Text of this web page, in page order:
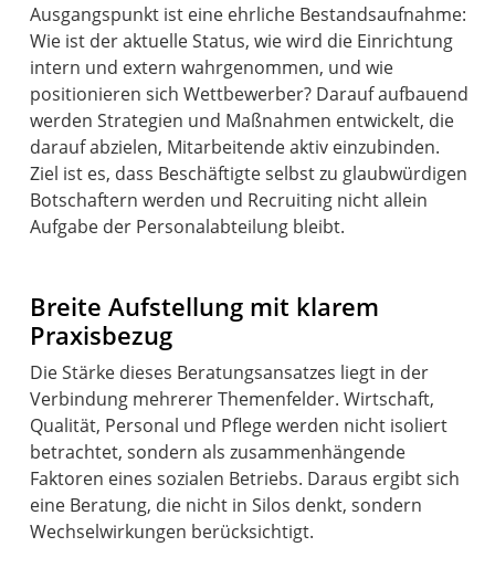
Ausgangspunkt ist eine ehrliche Bestandsaufnahme:
Wie ist der aktuelle Status, wie wird die Einrichtung
intern und extern wahrgenommen, und wie
positionieren sich Wettbewerber? Darauf aufbauend
werden Strategien und Maßnahmen entwickelt, die
darauf abzielen, Mitarbeitende aktiv einzubinden.
Ziel ist es, dass Beschäftigte selbst zu glaubwürdigen
Botschaftern werden und Recruiting nicht allein
Aufgabe der Personalabteilung bleibt.
Breite Aufstellung mit klarem
Praxisbezug
Die Stärke dieses Beratungsansatzes liegt in der
Verbindung mehrerer Themenfelder. Wirtschaft,
Qualität, Personal und Pflege werden nicht isoliert
betrachtet, sondern als zusammenhängende
Faktoren eines sozialen Betriebs. Daraus ergibt sich
eine Beratung, die nicht in Silos denkt, sondern
Wechselwirkungen berücksichtigt.